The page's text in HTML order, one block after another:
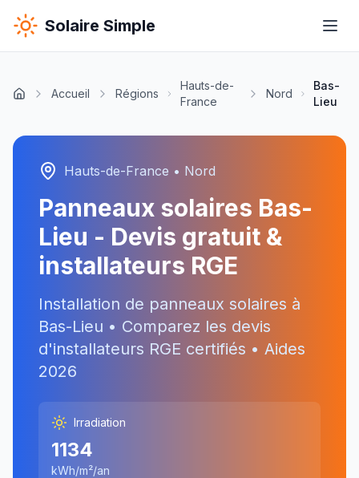
Solaire Simple
Accueil Régions
Hauts-de-
France
Nord
Bas-
Lieu
Hauts-de-France • Nord
Panneaux solaires Bas-
Lieu - Devis gratuit &
installateurs RGE
Installation de panneaux solaires à
Bas-Lieu • Comparez les devis
d'installateurs RGE certifiés • Aides
2026
Irradiation
1134
kWh/m²/an